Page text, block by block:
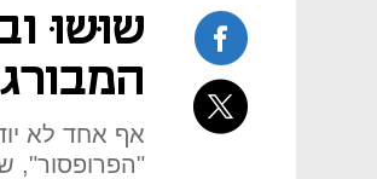
שוּשוּ
אף אחד לא
"הפרופסור",